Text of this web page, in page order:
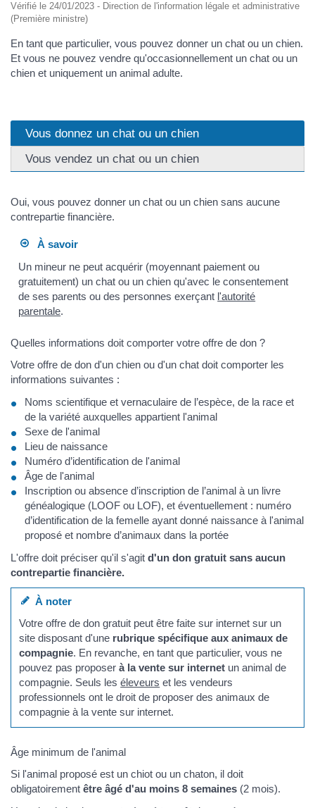
Vérifié le 24/01/2023 - Direction de l'information légale et administrative
(Première ministre)
En tant que particulier, vous pouvez donner un chat ou un chien.
Et vous ne pouvez vendre qu'occasionnellement un chat ou un
chien et uniquement un animal adulte.
Vous donnez un chat ou un chien
Vous vendez un chat ou un chien
Oui, vous pouvez donner un chat ou un chien sans aucune
contrepartie financière.
À savoir
Un mineur ne peut acquérir (moyennant paiement ou
gratuitement) un chat ou un chien qu'avec le consentement
de ses parents ou des personnes exerçant l'autorité
parentale.
Quelles informations doit comporter votre offre de don ?
Votre offre de don d'un chien ou d'un chat doit comporter les
informations suivantes :
Noms scientifique et vernaculaire de l’espèce, de la race et
de la variété auxquelles appartient l'animal
Sexe de l'animal
Lieu de naissance
Numéro d’identification de l'animal
Âge de l'animal
Inscription ou absence d’inscription de l’animal à un livre
généalogique (LOOF ou LOF), et éventuellement : numéro
d’identification de la femelle ayant donné naissance à l'animal
proposé et nombre d’animaux dans la portée
L'offre doit préciser qu'il s'agit d'un don gratuit sans aucun
contrepartie financière.
À noter
Votre offre de don gratuit peut être faite sur internet sur un
site disposant d'une rubrique spécifique aux animaux de
compagnie. En revanche, en tant que particulier, vous ne
pouvez pas proposerà la vente sur internet un animal de
compagnie. Seuls leséleveurs et les vendeurs
professionnels ont le droit de proposer des animaux de
compagnie à la vente sur internet.
Âge minimum de l'animal
Si l'animal proposé est un chiot ou un chaton, il doit
obligatoirement être âgé d'au moins 8 semaines (2 mois).